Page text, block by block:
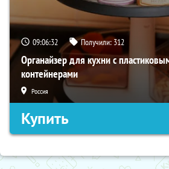
09:06:31 Получили: 312
Органайзер для кухни с
контейнерами
Россия
Купить